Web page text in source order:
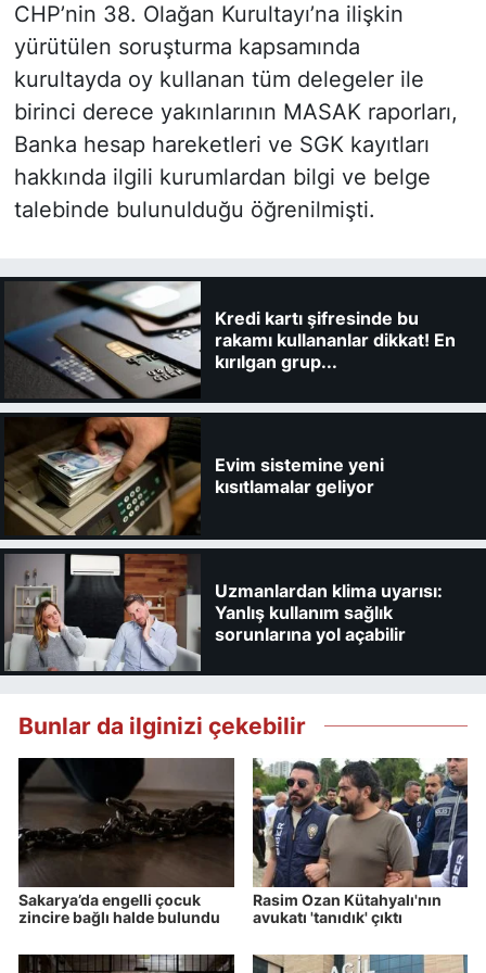
CHP’nin 38. Olağan Kurultayı’na ilişkin
yürütülen soruşturma kapsamında
kurultayda oy kullanan tüm delegeler ile
birinci derece yakınlarının MASAK raporları,
Banka hesap hareketleri ve SGK kayıtları
hakkında ilgili kurumlardan bilgi ve belge
talebinde bulunulduğu öğrenilmişti.
Kredi kartı şifresinde bu
rakamı kullananlar dikkat! En
kırılgan grup...
Evim sistemine yeni
kısıtlamalar geliyor
Uzmanlardan klima uyarısı:
Yanlış kullanım sağlık
sorunlarına yol açabilir
Bunlar da ilginizi çekebilir
Sakarya’da engelli çocuk
zincire bağlı halde bulundu
Rasim Ozan Kütahyalı'nın
avukatı 'tanıdık' çıktı